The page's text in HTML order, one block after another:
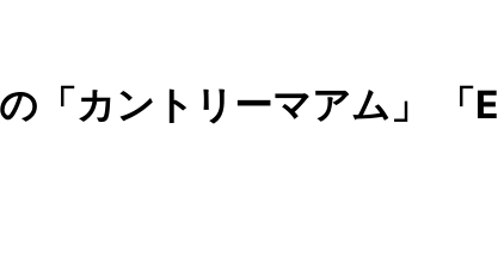
「カントリーマアム」 「E